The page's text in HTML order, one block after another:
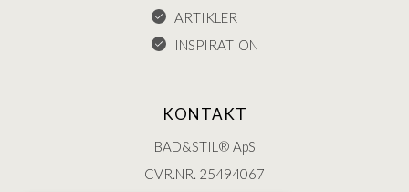
ARTIKLER
INSPIRATION
KONTAKT
BAD&STIL® ApS
CVR.NR. 25494067